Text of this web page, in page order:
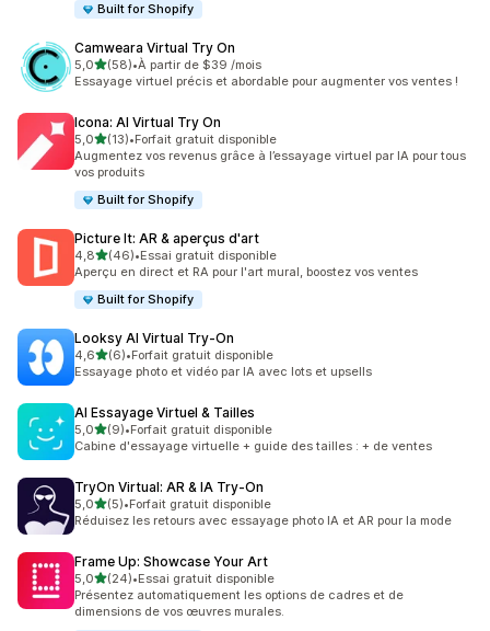
Built for Shopify
Camweara Virtual Try On
5,0étoile(s) sur 5
(58)
58 avis au total
•À partir de $39 /mois
Essayage virtuel précis et abordable pour augmenter vos ventes !
Icona: AI Virtual Try On
5,0étoile(s) sur 5
(13)
13 avis au total
•Forfait gratuit disponible
Augmentez vos revenus grâce à l’essayage virtuel par IA pour tous
vos produits
Built for Shopify
Picture It: AR & aperçus d'art
4,8étoile(s) sur 5
(46)
46 avis au total
•Essai gratuit disponible
Aperçu en direct et RA pour l'art mural, boostez vos ventes
Built for Shopify
Looksy AI Virtual Try‑On
4,6étoile(s) sur 5
(6)
6 avis au total
•Forfait gratuit disponible
Essayage photo et vidéo par IA avec lots et upsells
AI Essayage Virtuel & Tailles
5,0étoile(s) sur 5
(9)
9 avis au total
•Forfait gratuit disponible
Cabine d'essayage virtuelle + guide des tailles : + de ventes
TryOn Virtual: AR & IA Try‑On
5,0étoile(s) sur 5
(5)
5 avis au total
•Forfait gratuit disponible
Réduisez les retours avec essayage photo IA et AR pour la mode
Frame Up: Showcase Your Art
5,0étoile(s) sur 5
(24)
24 avis au total
•Essai gratuit disponible
Présentez automatiquement les options de cadres et de
dimensions de vos œuvres murales.